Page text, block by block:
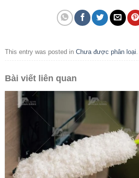
This entry was posted in Chưa được phân loại
Bài viết liên quan